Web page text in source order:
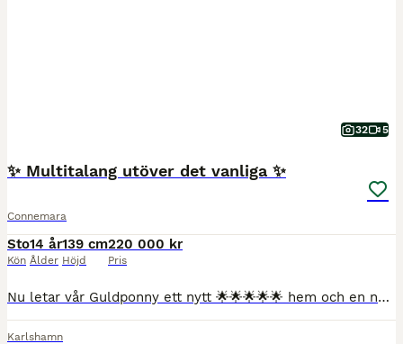
32 5
✨ Multitalang utöver det vanliga ✨
Connemara
Sto
Kön
14 år
Ålder
139 cm
Höjd
220 000 kr
Pris
Nu letar vår Guldponny ett nytt 🌟🌟🌟🌟🌟 hem och en ny liten ryttare skall få förverkliga sin dröm 💕 Pampig Connemara född 2012 med Guldkantad stam e - Charleville Lad -Sweetwall Captain Courageous, klass I hela vägen! Iögonfallande bombsäker läromästare som vi själva utbildat och som aldrig stannat på ett hinder under de 7 åren tillsammans med oss. Hoppar ALLT och
Karlshamn